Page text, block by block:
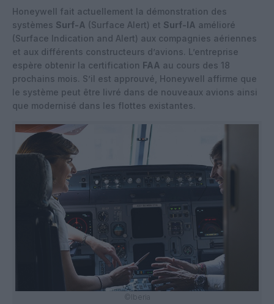
Honeywell fait actuellement la démonstration des
systèmes Surf-A (Surface Alert) et Surf-IA amélioré
(Surface Indication and Alert) aux compagnies aériennes
et aux différents constructeurs d’avions. L’entreprise
espère obtenir la certification FAA au cours des 18
prochains mois. S’il est approuvé, Honeywell affirme que
le système peut être livré dans de nouveaux avions ainsi
que modernisé dans les flottes existantes.
©Iberia